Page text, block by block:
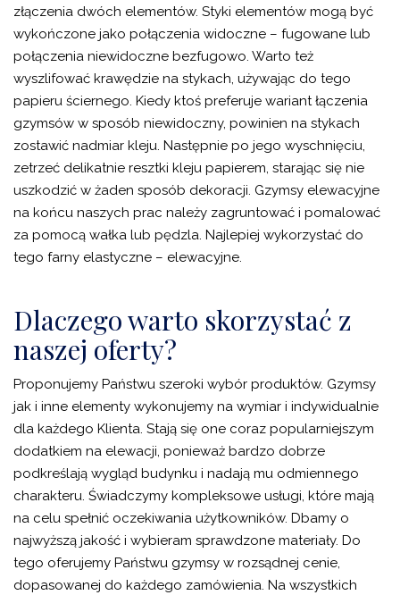
złączenia dwóch elementów. Styki elementów mogą być
wykończone jako połączenia widoczne – fugowane lub
połączenia niewidoczne bezfugowo. Warto też
wyszlifować krawędzie na stykach, używając do tego
papieru ściernego. Kiedy ktoś preferuje wariant łączenia
gzymsów w sposób niewidoczny, powinien na stykach
zostawić nadmiar kleju. Następnie po jego wyschnięciu,
zetrzeć delikatnie resztki kleju papierem, starając się nie
uszkodzić w żaden sposób dekoracji. Gzymsy elewacyjne
na końcu naszych prac należy zagruntować i pomalować
za pomocą wałka lub pędzla. Najlepiej wykorzystać do
tego farny elastyczne – elewacyjne.
Dlaczego warto skorzystać z
naszej oferty?
Proponujemy Państwu szeroki wybór produktów. Gzymsy
jak i inne elementy wykonujemy na wymiar i indywidualnie
dla każdego Klienta. Stają się one coraz popularniejszym
dodatkiem na elewacji, ponieważ bardzo dobrze
podkreślają wygląd budynku i nadają mu odmiennego
charakteru. Świadczymy kompleksowe usługi, które mają
na celu spełnić oczekiwania użytkowników. Dbamy o
najwyższą jakość i wybieram sprawdzone materiały. Do
tego oferujemy Państwu gzymsy w rozsądnej cenie,
dopasowanej do każdego zamówienia. Na wszystkich